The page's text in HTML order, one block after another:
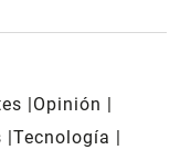
Opinión
Tecnología